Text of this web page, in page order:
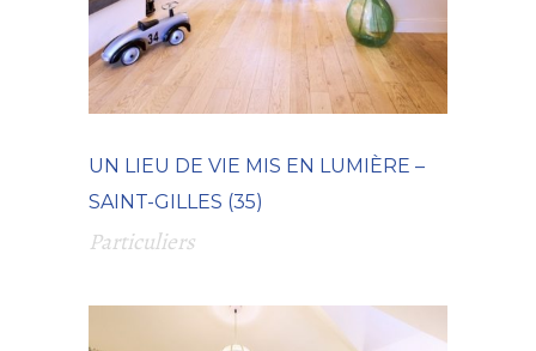
UN LIEU DE VIE MIS EN LUMIÈRE –
SAINT-GILLES (35)
Particuliers